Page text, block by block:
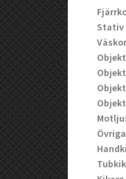
Stativ